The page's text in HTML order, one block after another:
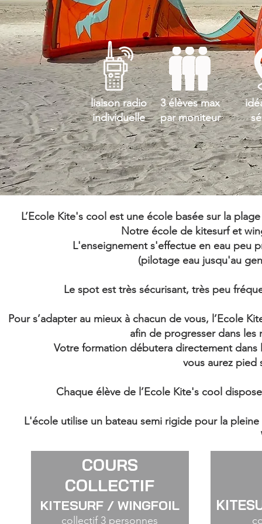
liaison radio
individuelle
3 élèves max
par moniteur
L’Ecole Kite's cool est une école basée sur la
Notre école de kitesurf et
L'enseignement s'effectue en eau peu
(pilotage eau jusqu'au
Le spot est très sécurisant, très peu
Pour s’adapter au mieux à chacun de vous, l’Ecole
afin de progresser dans les
Votre formation débutera directement
vous aurez pied
Chaque élève de l’Ecole Kite's cool
L'école utilise un bateau semi rigide pour la
COURS
COLLECTIF
KITESURF / WINGFOIL
collectif 3 personnes